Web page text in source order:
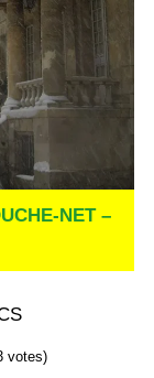
NET –
votes)